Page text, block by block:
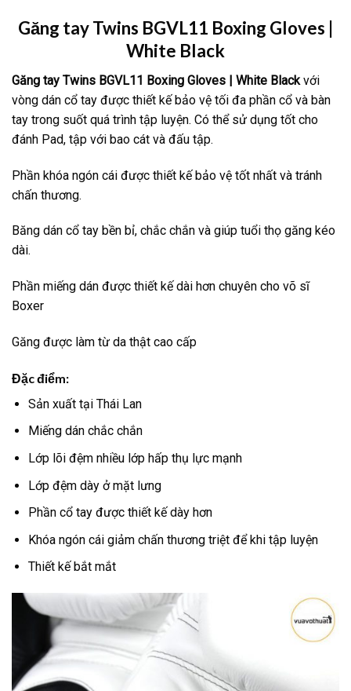
Găng tay Twins BGVL11 Boxing Gloves |
White Black
Găng tay Twins BGVL11 Boxing Gloves | White Black với
vòng dán cổ tay được thiết kế bảo vệ tối đa phần cổ và bàn
tay trong suốt quá trình tập luyện. Có thể sử dụng tốt cho
đánh Pad, tập với bao cát và đấu tập.
Phần khóa ngón cái được thiết kế bảo vệ tốt nhất và tránh
chấn thương.
Băng dán cổ tay bền bỉ, chắc chắn và giúp tuổi thọ găng kéo
dài.
Phần miếng dán được thiết kế dài hơn chuyên cho võ sĩ
Boxer
Găng được làm từ da thật cao cấp
Đặc điểm:
Sản xuất tại Thái Lan
Miếng dán chắc chắn
Lớp lõi đệm nhiều lớp hấp thụ lực mạnh
Lớp đệm dày ở mặt lưng
Phần cổ tay được thiết kế dày hơn
Khóa ngón cái giảm chấn thương triệt để khi tập luyện
Thiết kế bắt mắt